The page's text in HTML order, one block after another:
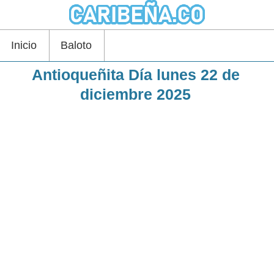
Inicio Baloto
Antioqueñita Día lunes 22 de
diciembre 2025